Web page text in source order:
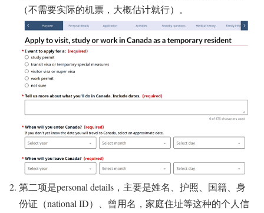
（不需要实际的机票，大概估计就行）。
第二项是personal details，主要是姓名、护照、国籍、身
份证（national ID）、曾用名，家庭住址等这种的个人信